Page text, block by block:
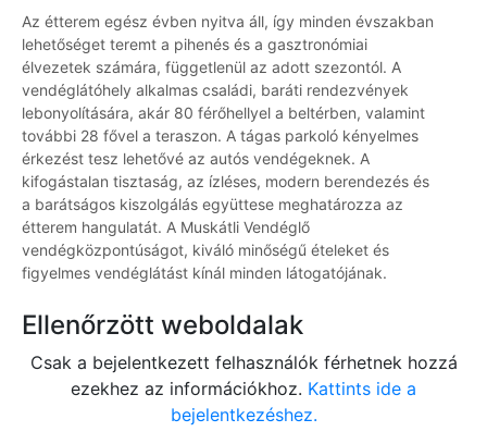
Az étterem egész évben nyitva áll, így minden évszakban
lehetőséget teremt a pihenés és a gasztronómiai
élvezetek számára, függetlenül az adott szezontól. A
vendéglátóhely alkalmas családi, baráti rendezvények
lebonyolítására, akár 80 férőhellyel a beltérben, valamint
további 28 fővel a teraszon. A tágas parkoló kényelmes
érkezést tesz lehetővé az autós vendégeknek. A
kifogástalan tisztaság, az ízléses, modern berendezés és
a barátságos kiszolgálás együttese meghatározza az
étterem hangulatát. A Muskátli Vendéglő
vendégközpontúságot, kiváló minőségű ételeket és
figyelmes vendéglátást kínál minden látogatójának.
Ellenőrzött weboldalak
Csak a bejelentkezett felhasználók férhetnek hozzá
ezekhez az információkhoz. Kattints ide a
bejelentkezéshez.